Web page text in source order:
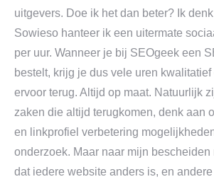
uitgevers. Doe ik het dan beter? Ik
Sowieso hanteer ik een uitermate
per uur. Wanneer je bij SEOgeek een
bestelt, krijg je dus vele uren
ervoor terug. Altijd op maat. Natuurlijk
zaken die altijd terugkomen, denk aan
en linkprofiel verbetering
onderzoek. Maar naar mijn bescheiden
dat iedere website anders is, en